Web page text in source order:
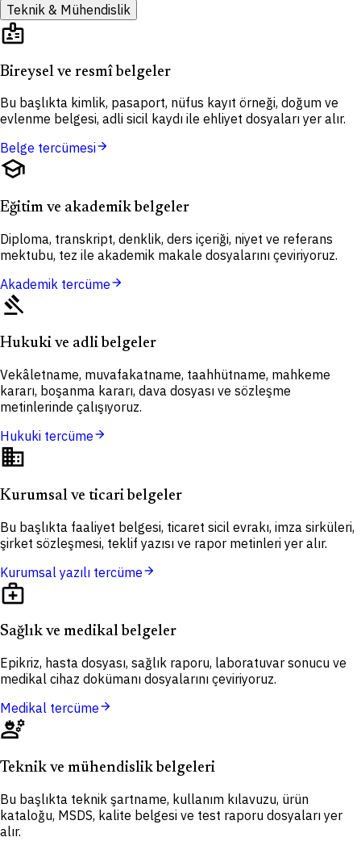
Teknik & Mühendislik
badge
Bireysel ve resmî belgeler
Bu başlıkta kimlik, pasaport, nüfus kayıt örneği, doğum ve
evlenme belgesi, adli sicil kaydı ile ehliyet dosyaları yer alır.
Belge tercümesiarrow_forward
school
Eğitim ve akademik belgeler
Diploma, transkript, denklik, ders içeriği, niyet ve referans
mektubu, tez ile akademik makale dosyalarını çeviriyoruz.
Akademik tercümearrow_forward
gavel
Hukuki ve adli belgeler
Vekâletname, muvafakatname, taahhütname, mahkeme
kararı, boşanma kararı, dava dosyası ve sözleşme
metinlerinde çalışıyoruz.
Hukuki tercümearrow_forward
domain
Kurumsal ve ticari belgeler
Bu başlıkta faaliyet belgesi, ticaret sicil evrakı, imza sirküleri,
şirket sözleşmesi, teklif yazısı ve rapor metinleri yer alır.
Kurumsal yazılı tercümearrow_forward
medical_services
Sağlık ve medikal belgeler
Epikriz, hasta dosyası, sağlık raporu, laboratuvar sonucu ve
medikal cihaz dokümanı dosyalarını çeviriyoruz.
Medikal tercümearrow_forward
engineering
Teknik ve mühendislik belgeleri
Bu başlıkta teknik şartname, kullanım kılavuzu, ürün
kataloğu, MSDS, kalite belgesi ve test raporu dosyaları yer
alır.